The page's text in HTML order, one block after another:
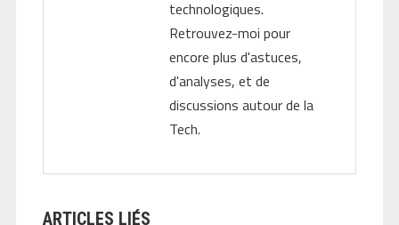
technologiques.
Retrouvez-moi pour
encore plus d'astuces,
d'analyses, et de
discussions autour de la
Tech.
ARTICLES LIÉS